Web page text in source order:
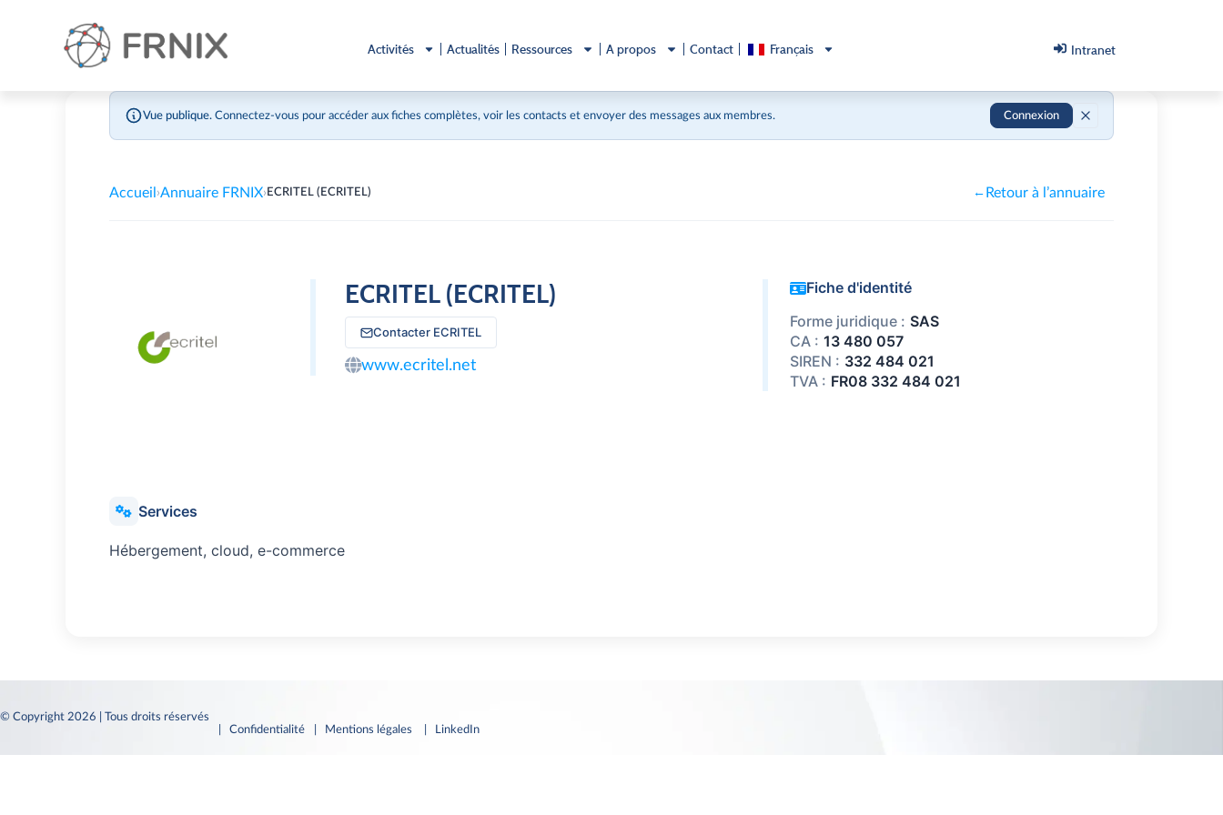
Activités Actualités Ressources A propos Contact Français Intranet
Vue publique. Connectez-vous pour accéder aux fiches complètes, voir les contacts et envoyer des messages aux membres. Connexion
Accueil ›Annuaire FRNIX› ECRITEL (ECRITEL) ← Retour à l’annuaire
ECRITEL (ECRITEL)
Contacter ECRITEL
www.ecritel.net
Fiche d'identité
Forme juridique : SAS
CA : 13 480 057
SIREN : 332 484 021
TVA : FR08 332 484 021
Services
Hébergement, cloud, e-commerce
© Copyright 2026 | Tous droits réservés
| Confidentialité
| Mentions légales | LinkedIn